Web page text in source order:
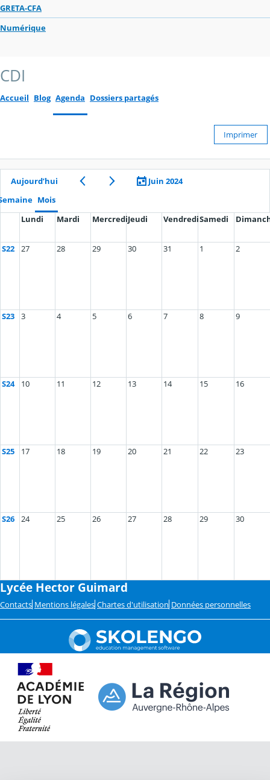
GRETA-CFA
Numérique
CDI
Accueil Blog Agenda Dossiers partagés
Imprimer
Aujourd’hui
Juin 2024
Mois
Lundi
Mardi MercrediJeudi VendrediSamedi
S22 27 28 29 30 31 1 2
S23 3 4 5 6 7 8 9
S24 10 11 12 13 14 15 16
S25 17 18 19 20 21 22 23
S26 24 25 26 27 28 29 30
Lycée Hector Guimard
Contacts Mentions légales Chartes d'utilisation Données personnelles